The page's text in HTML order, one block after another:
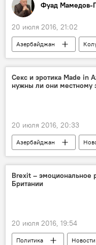
Фуад Мамедов-
20 июля 2016, 21:02
Азербайджан
Новости
Культура
Секс и эротика Made in
нужны ли они местному
20 июля 2016, 20:33
Азербайджан
ЖИЗНЬ
Таир
Тарлан Нур-Яшар
Фахруз Шамыев
Brexit – эмоциональное
Британии
20 июля 2016, 19:54
Политика Новости